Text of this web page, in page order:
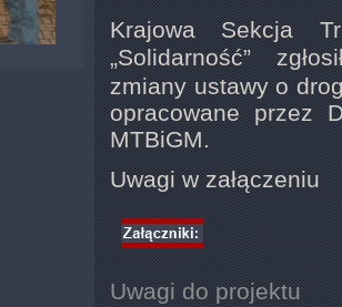
Krajowa Sekcja
„Solidarność”
zmiany ustawy o
opracowane przez
MTBiGM.
Uwagi w załączeniu
Uwagi do projektu